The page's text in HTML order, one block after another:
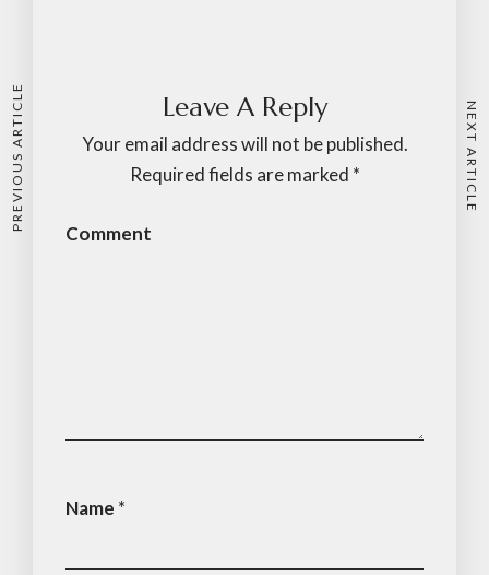
Leave A Reply
Your email address will not be published.
Required fields are marked *
Comment
Name *
PREVIOUS ARTICLE NEXT ARTICLE